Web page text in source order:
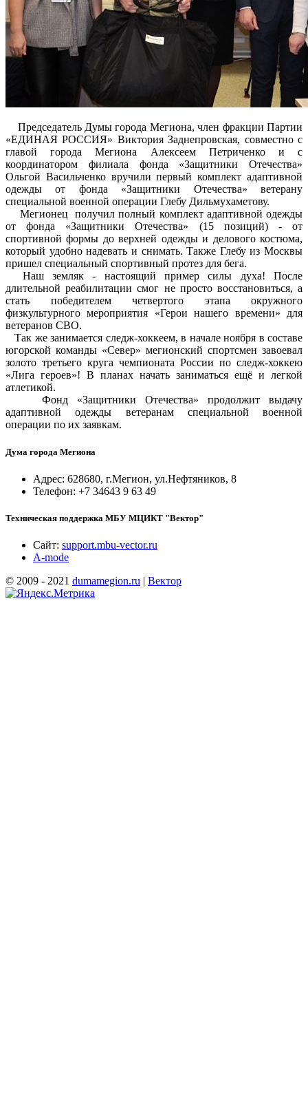
Председатель Думы города Мегиона, член фракции Партии
«ЕДИНАЯ РОССИЯ» Виктория Заднепровская, совместно с
главой города Мегиона Алексеем Петриченко и с
координатором филиала фонда «Защитники Отечества»
Ольгой Васильченко вручили первый комплект адаптивной
одежды от фонда «Защитники Отечества» ветерану
специальной военной операции Глебу Дильмухаметову.
Мегионец получил полный комплект адаптивной одежды
от фонда «Защитники Отечества» (15 позиций) - от
спортивной формы до верхней одежды и делового костюма,
который удобно надевать и снимать. Также Глебу из Москвы
пришел специальный спортивный протез для бега.
Наш земляк - настоящий пример силы духа! После
длительной реабилитации смог не просто восстановиться, а
стать победителем четвертого этапа окружного
физкультурного мероприятия «Герои нашего времени» для
ветеранов СВО.
Так же занимается следж-хоккеем, в начале ноября в составе
югорской команды «Север» мегионский спортсмен завоевал
золото третьего круга чемпионата России по следж-хоккею
«Лига героев»! В планах начать заниматься ещё и легкой
атлетикой.
Фонд «Защитники Отечества» продолжит выдачу
адаптивной одежды ветеранам специальной военной
операции по их заявкам.
Дума города Мегиона
Адрес: 628680, г.Мегион, ул.Нефтяников, 8
Телефон: +7 34643 9 63 49
Техническая поддержка МБУ МЦИКТ "Вектор"
Сайт: support.mbu-vector.ru
A-mode
© 2009 - 2021 dumamegion.ru | Вектор